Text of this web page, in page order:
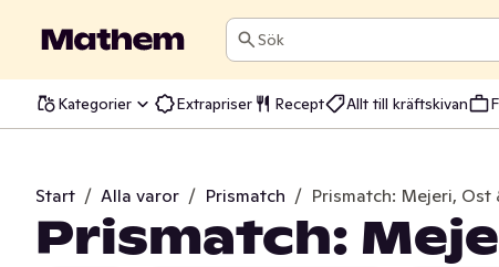
Sök
Kategorier Extrapriser Recept Allt till kräftskivan
Start / Alla varor / Prismatch / Prismatch: Mejeri, Ost
Prismatch: